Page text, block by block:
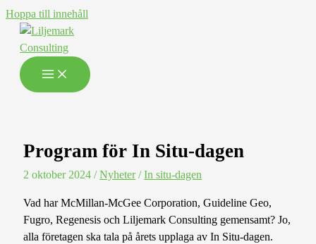
Hoppa till innehåll
Program för In Situ-dagen
2 oktober 2024/Nyheter/In situ-dagen
Vad har McMillan-McGee Corporation, Guideline Geo,
Fugro, Regenesis och Liljemark Consulting gemensamt? Jo,
alla företagen ska tala på årets upplaga av In Situ-dagen.